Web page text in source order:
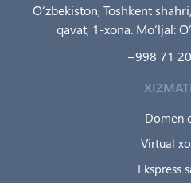
O‘zbekiston, Toshkent
qavat, 1-xona. Mo‘ljal:
+998 71
Domen
Virtual
Ekspress